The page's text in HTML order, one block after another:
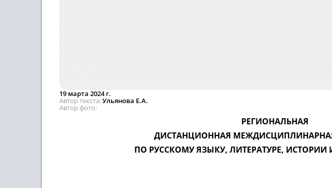
19 марта 2024 г.
Автор текста Ульянова Е.А.
Автор фото
РЕГИОНАЛЬНАЯ
ДИСТАНЦИОННАЯ
ПО РУССКОМУ ЯЗЫКУ, ЛИТЕРАТУРЕ, ИСТОРИИ